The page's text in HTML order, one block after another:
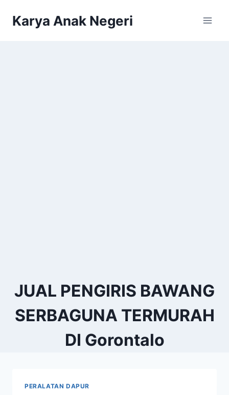
Karya Anak Negeri
JUAL PENGIRIS BAWANG
SERBAGUNA TERMURAH
DI Gorontalo
PERALATAN DAPUR